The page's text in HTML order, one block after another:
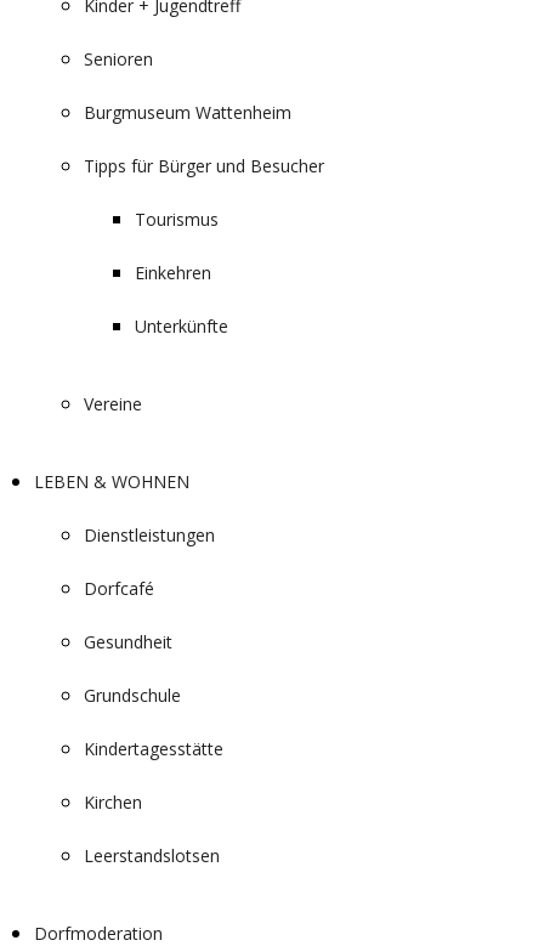
Kinder + Jugendtreff
Senioren
Burgmuseum Wattenheim
Tipps für Bürger und Besucher
Tourismus
Einkehren
Unterkünfte
Vereine
LEBEN & WOHNEN
Dienstleistungen
Dorfcafé
Gesundheit
Grundschule
Kindertagesstätte
Kirchen
Leerstandslotsen
Dorfmoderation